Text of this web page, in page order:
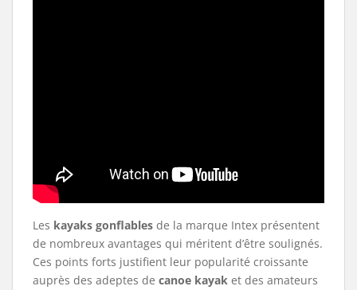
Les kayaks gonflables de la marque Intex présentent
de nombreux avantages qui méritent d’être soulignés.
Ces points forts justifient leur popularité croissante
auprès des adeptes de canoe kayak et des amateurs